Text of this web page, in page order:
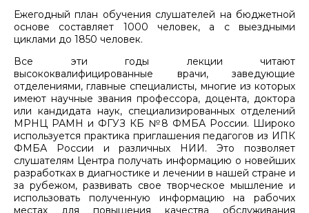
Ежегодный план обучения слушателей на бюджетной
основе составляет 1000 человек, а с выездными
циклами до 1850 человек.
Все эти годы лекции читают
высококвалифицированные врачи, заведующие
отделениями, главные специалисты, многие из которых
имеют научные звания профессора, доцента, доктора
или кандидата наук, специализированных отделений
МРНЦ РАМН и ФГУЗ КБ №8 ФМБА России. Широко
используется практика приглашения педагогов из ИПК
ФМБА России и различных НИИ. Это позволяет
слушателям Центра получать информацию о новейших
разработках в диагностике и лечении в нашей стране и
за рубежом, развивать свое творческое мышление и
использовать полученную информацию на рабочих
местах для повышения качества обслуживания